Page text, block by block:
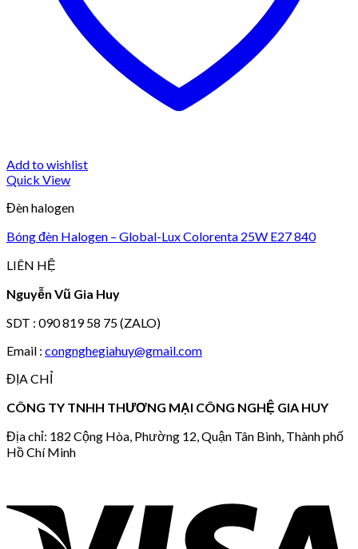
Add to wishlist
Quick View
Đèn halogen
Bóng đèn Halogen – Global-Lux Colorenta 25W E27 840
LIÊN HỆ
Nguyễn Vũ Gia Huy
SDT : 090 819 58 75 (ZALO)
Email : congnghegiahuy@gmail.com
ĐỊA CHỈ
CÔNG TY TNHH THƯƠNG MẠI CÔNG NGHỆ GIA HUY
Địa chỉ: 182 Cộng Hòa, Phường 12, Quận Tân Bình, Thành phố
Hồ Chí Minh